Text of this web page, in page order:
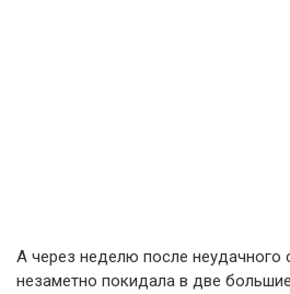
А через неделю после неудачного
незаметно покидала в две